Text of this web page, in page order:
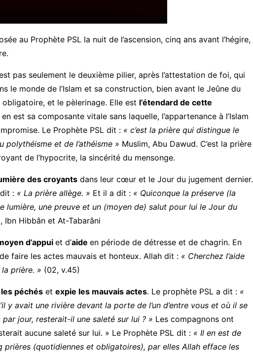
au Prophète PSL la nuit de l’ascension, cinq ans avant l’hégire,
pas seulement le deuxième pilier, après l’attestation de foi, qui
le monde de l’Islam et sa construction, bien avant le Jeûne du
obligatoire, et le pèlerinage. Elle est l’étendard de cette
en est sa composante vitale sans laquelle, l’appartenance à l’Islam
Le Prophète PSL dit : « c’est la prière qui distingue le
polythéisme et de l’athéisme » Muslim, Abu Dawud. C’est la prière
de l’hypocrite, la sincérité du mensonge.
des croyants dans leur cœur et le Jour du jugement dernier.
: « La prière allège. » Et il a dit : « Quiconque la préserve (la
lumière, une preuve et un (moyen de) salut pour lui le Jour du
Ibn Hibbân et At-Tabarâni
d’appuiet d’aide en période de détresse et de chagrin. En
faire les actes mauvais et honteux. Allah dit : « Cherchez l’aide
prière. » (02, v.45)
péchés et expie les mauvais actes. Le prophète PSL a dit : «
y avait une rivière devant la porte de l’un d’entre vous et où il se
jour, resterait-il une saleté sur lui ? » Les compagnons ont
aucune saleté sur lui. » Le Prophète PSL dit : « Il en est de
prières (quotidiennes et obligatoires), par elles Allah efface les